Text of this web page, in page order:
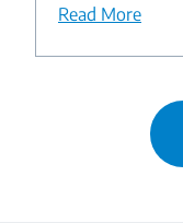
Read More